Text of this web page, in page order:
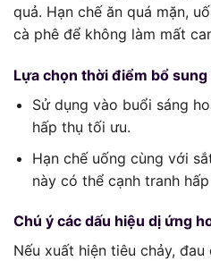
quả. Hạn chế ăn quá mặn,
cà phê để không làm mất
Lựa chọn thời điểm bổ
Sử dụng vào buổi sáng
hấp thụ tối ưu.
Hạn chế uống cùng với
này có thể cạnh tranh
Chú ý các dấu hiệu dị ứng
Nếu xuất hiện tiêu chảy,